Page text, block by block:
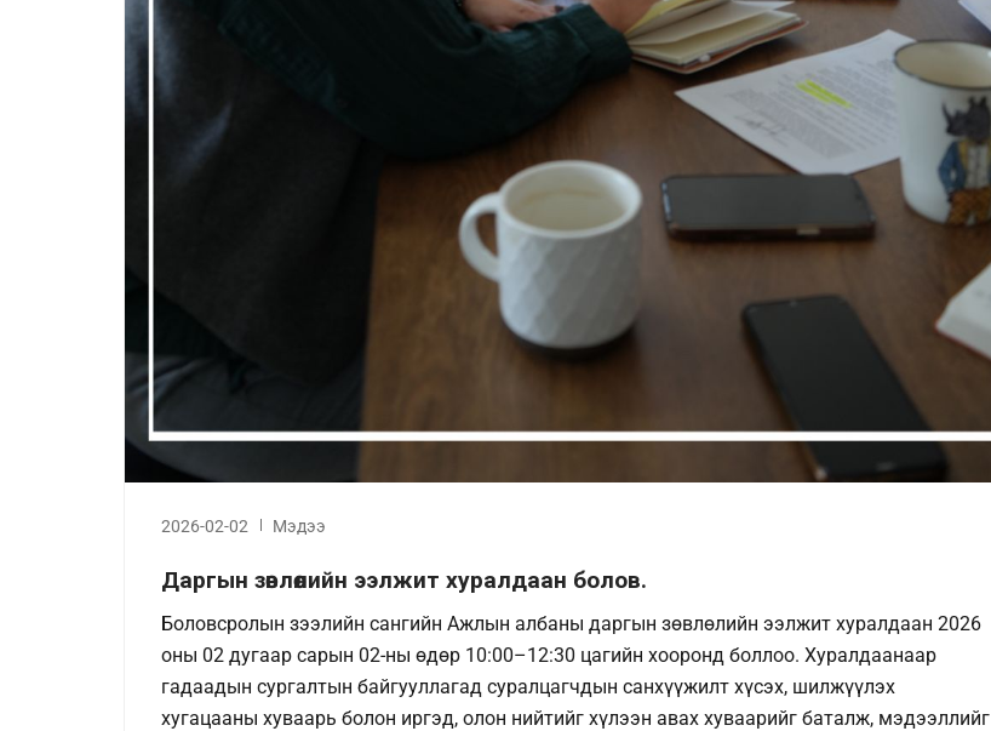
2026-02-02 Мэдээ
Даргын зөвлөлийн ээлжит хуралдаан болов.
Боловсролын зээлийн сангийн Ажлын албаны даргын зөвлөлийн ээлжит хуралдаан 2026
оны 02 дугаар сарын 02-ны өдөр 10:00–12:30 цагийн хооронд боллоо. Хуралдаанаар
гадаадын сургалтын байгууллагад суралцагчдын санхүүжилт хүсэх, шилжүүлэх
хугацааны хуваарь болон иргэд, олон нийтийг хүлээн авах хуваарийг баталж, мэдээллийг